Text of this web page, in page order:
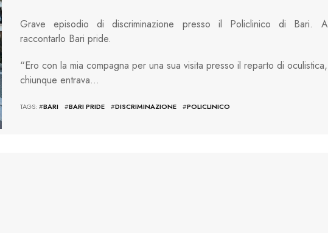
Grave episodio di discriminazione presso il Policlinico di Bari. A
raccontarlo Bari pride.
“Ero con la mia compagna per una sua visita presso il reparto di oculistica,
chiunque entrava…
TAGS: #BARI #BARI PRIDE #DISCRIMINAZIONE #POLICLINICO